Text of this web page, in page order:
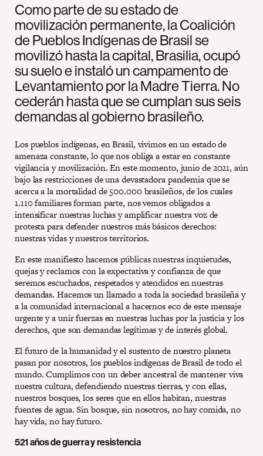
Como parte de su estado de
movilización permanente, la Coalición
de Pueblos Indígenas de Brasil se
movilizó hasta la capital, Brasilia, ocupó
su suelo e instaló un campamento de
Levantamiento por la Madre Tierra. No
cederán hasta que se cumplan sus seis
demandas al gobierno brasileño.
Los pueblos indígenas, en Brasil, vivimos en un estado de
amenaza constante, lo que nos obliga a estar en constante
vigilancia y movilización. En este momento, junio de 2021, aún
bajo las restricciones de una devastadora pandemia que se
acerca a la mortalidad de 500.000 brasileños, de los cuales
1.110 familiares forman parte, nos vemos obligados a
intensificar nuestras luchas y amplificar nuestra voz de
protesta para defender nuestros más básicos derechos:
nuestras vidas y nuestros territorios.
En este manifiesto hacemos públicas nuestras inquietudes,
quejas y reclamos con la expectativa y confianza de que
seremos escuchados, respetados y atendidos en nuestras
demandas. Hacemos un llamado a toda la sociedad brasileña y
a la comunidad internacional a hacernos eco de este mensaje
urgente y a unir fuerzas en nuestras luchas por la justicia y los
derechos, que son demandas legítimas y de interés global.
El futuro de la humanidad y el sustento de nuestro planeta
pasan por nosotros, los pueblos indígenas de Brasil de todo el
mundo. Cumplimos con un deber ancestral de mantener viva
nuestra cultura, defendiendo nuestras tierras, y con ellas,
nuestros bosques, los seres que en ellos habitan, nuestras
fuentes de agua. Sin bosque, sin nosotros, no hay comida, no
hay vida, no hay futuro.
521 años de guerra y resistencia